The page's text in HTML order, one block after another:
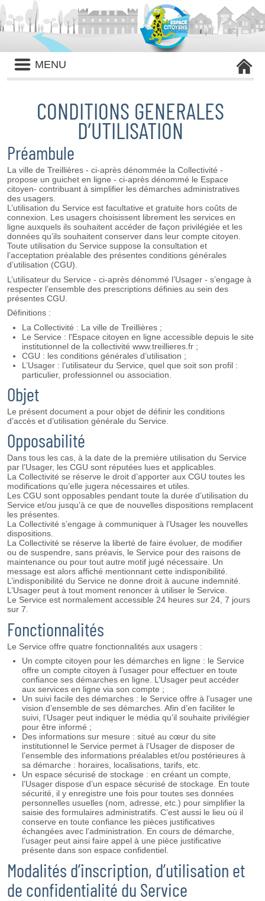
Liste
des
avertissements
MENU
CONDITIONS GENERALES
D’UTILISATION
Préambule
La ville de Treillières - ci-après dénommée la Collectivité -
propose un guichet en ligne - ci-après dénommé le Espace
citoyen- contribuant à simplifier les démarches administratives
des usagers.
L’utilisation du Service est facultative et gratuite hors coûts de
connexion. Les usagers choisissent librement les services en
ligne auxquels ils souhaitent accéder de façon privilégiée et les
données qu’ils souhaitent conserver dans leur compte citoyen.
Toute utilisation du Service suppose la consultation et
l’acceptation préalable des présentes conditions générales
d’utilisation (CGU).
L’utilisateur du Service - ci-après dénommé l’Usager - s’engage à
respecter l’ensemble des prescriptions définies au sein des
présentes CGU.
Définitions :
La Collectivité : La ville de Treillières ;
Le Service : l'Espace citoyen en ligne accessible depuis le site
institutionnel de la collectivité www.treillieres.fr ;
CGU : les conditions générales d’utilisation ;
L’Usager : l’utilisateur du Service, quel que soit son profil :
particulier, professionnel ou association.
Objet
Le présent document a pour objet de définir les conditions
d’accès et d’utilisation générale du Service.
Opposabilité
Dans tous les cas, à la date de la première utilisation du Service
par l’Usager, les CGU sont réputées lues et applicables.
La Collectivité se réserve le droit d’apporter aux CGU toutes les
modifications qu’elle jugera nécessaires et utiles.
Les CGU sont opposables pendant toute la durée d’utilisation du
Service et/ou jusqu’à ce que de nouvelles dispositions remplacent
les présentes.
La Collectivité s’engage à communiquer à l’Usager les nouvelles
dispositions.
La Collectivité se réserve la liberté de faire évoluer, de modifier
ou de suspendre, sans préavis, le Service pour des raisons de
maintenance ou pour tout autre motif jugé nécessaire. Un
message est alors affiché mentionnant cette indisponibilité.
L’indisponibilité du Service ne donne droit à aucune indemnité.
L’Usager peut à tout moment renoncer à utiliser le Service.
Le Service est normalement accessible 24 heures sur 24, 7 jours
sur 7.
Fonctionnalités
Le Service offre quatre fonctionnalités aux usagers :
Un compte citoyen pour les démarches en ligne : le Service
offre un compte citoyen à l’usager pour effectuer en toute
confiance ses démarches en ligne. L’Usager peut accéder
aux services en ligne via son compte ;
Un suivi facile des démarches : le Service offre à l’usager une
vision d’ensemble de ses démarches. Afin d’en faciliter le
suivi, l’Usager peut indiquer le média qu’il souhaite privilégier
pour être informé ;
Des informations sur mesure : situé au cœur du site
institutionnel le Service permet à l’Usager de disposer de
l’ensemble des informations préalables et/ou postérieures à
sa démarche : horaires, localisations, tarifs, etc.
Un espace sécurisé de stockage : en créant un compte,
l’Usager dispose d’un espace sécurisé de stockage. En toute
sécurité, il y enregistre une fois pour toutes ses données
personnelles usuelles (nom, adresse, etc.) pour simplifier la
saisie des formulaires administratifs. C’est aussi le lieu où il
conserve en toute confiance les pièces justificatives
échangées avec l’administration. En cours de démarche,
l’usager peut ainsi faire appel à une pièce justificative
présente dans son espace confidentiel.
Modalités d’inscription, d’utilisation et
de confidentialité du Service